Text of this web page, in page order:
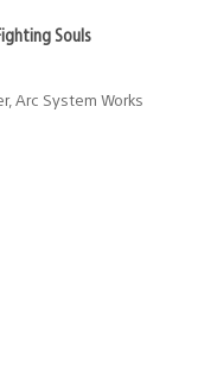
Souls
Arc System Works